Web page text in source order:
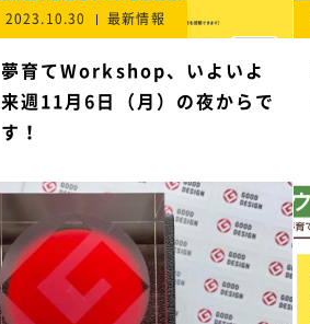
2023.10.30 最新情報
夢育てWorkshop、いよいよ
来週11月6日（月）の夜からで
す！